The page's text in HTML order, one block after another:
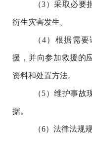
（3）采取必要
衍生灾害发生。
（4）根据需
援，并向参加救援的
资料和处置方法。
（5）维护事故
据。
（6）法律法规